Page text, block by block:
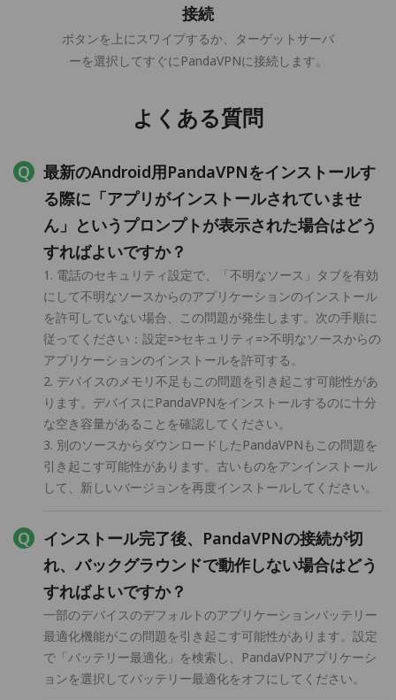
接続
ボタンを上にスワイプするか、ターゲットサーバ
ーを選択してすぐにPandaVPNに接続します。
よくある質問
最新のAndroid用PandaVPNをインストールす
る際に「アプリがインストールされていませ
ん」というプロンプトが表示された場合はどう
すればよいですか？
1. 電話のセキュリティ設定で、「不明なソース」タブを有効
にして不明なソースからのアプリケーションのインストール
を許可していない場合、この問題が発生します。次の手順に
従ってください：設定=>セキュリティ=>不明なソースからの
アプリケーションのインストールを許可する。
2. デバイスのメモリ不足もこの問題を引き起こす可能性があ
ります。デバイスにPandaVPNをインストールするのに十分
な空き容量があることを確認してください。
3. 別のソースからダウンロードしたPandaVPNもこの問題を
引き起こす可能性があります。古いものをアンインストール
して、新しいバージョンを再度インストールしてください。
インストール完了後、PandaVPNの接続が切
れ、バックグラウンドで動作しない場合はどう
すればよいですか？
一部のデバイスのデフォルトのアプリケーションバッテリー
最適化機能がこの問題を引き起こす可能性があります。設定
で「バッテリー最適化」を検索し、PandaVPNアプリケーシ
ョンを選択してバッテリー最適化をオフにしてください。